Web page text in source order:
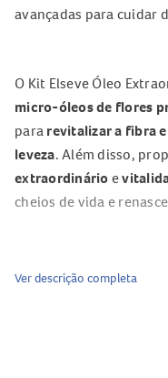
avançadas para cuidar
O Kit Elseve Óleo
micro-óleos de flores
para revitalizar a fibra
leveza. Além disso,
extraordinário e
cheios de vida e
Indicado
Ver descrição completa